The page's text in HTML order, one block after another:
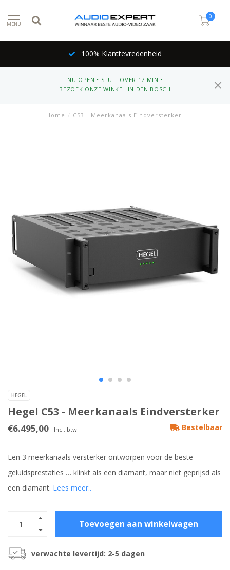
MENU
0
100% Klanttevredenheid
NU OPEN • SLUIT OVER 17 MIN •
BEZOEK ONZE WINKEL IN DEN BOSCH
Home / C53 - Meerkanaals Eindversterker
HEGEL
Hegel C53 - Meerkanaals Eindversterker
€6.495,00 Incl. btw Bestelbaar
Een 3 meerkanaals versterker ontworpen voor de beste
geluidsprestaties … klinkt als een diamant, maar niet geprijsd als
een diamant. Lees meer..
Toevoegen aan winkelwagen
verwachte levertijd: 2-5 dagen